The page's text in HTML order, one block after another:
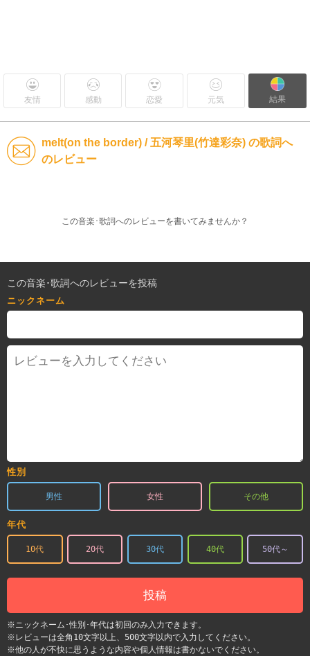
友情 感動 恋愛 元気 結果
melt(on the border) / 五河琴里(竹達彩奈) の歌詞へ
のレビュー
この音楽･歌詞へのレビューを書いてみませんか？
この音楽･歌詞へのレビューを投稿
ニックネーム
性別
男性 女性 その他
年代
10代 20代 30代 40代 50代～
投稿
※ニックネーム･性別･年代は初回のみ入力できます。
※レビューは全角10文字以上、500文字以内で入力してください。
※他の人が不快に思うような内容や個人情報は書かないでください。